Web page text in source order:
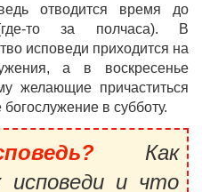
отводится время до
то за полчаса). В
исповеди приходится на
а в воскресенье
желающие причаститься
в субботу.
Как
исповеди и что